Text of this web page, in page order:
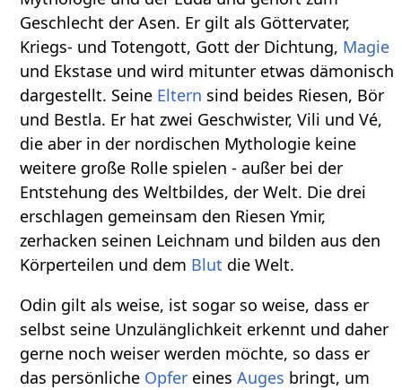
Geschlecht der Asen. Er gilt als Göttervater,
Kriegs- und Totengott, Gott der Dichtung, Magie
und Ekstase und wird mitunter etwas dämonisch
dargestellt. Seine Eltern sind beides Riesen, Bör
und Bestla. Er hat zwei Geschwister, Vili und Vé,
die aber in der nordischen Mythologie keine
weitere große Rolle spielen - außer bei der
Entstehung des Weltbildes, der Welt. Die drei
erschlagen gemeinsam den Riesen Ymir,
zerhacken seinen Leichnam und bilden aus den
Körperteilen und dem Blut die Welt.
Odin gilt als weise, ist sogar so weise, dass er
selbst seine Unzulänglichkeit erkennt und daher
gerne noch weiser werden möchte, so dass er
das persönliche Opfer einesAuges bringt, um